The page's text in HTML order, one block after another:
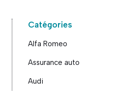
Catégories
Alfa Romeo
Assurance auto
Audi